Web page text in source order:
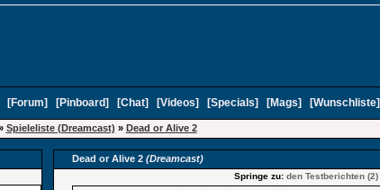
[Forum] [Pinboard] [Chat] [Videos] [Specials] [Mags] [Wunschliste]
Spieleliste (Dreamcast) » Dead or Alive 2
Dead or Alive 2 (Dreamcast)
Springe zu: den Testberichten (2)